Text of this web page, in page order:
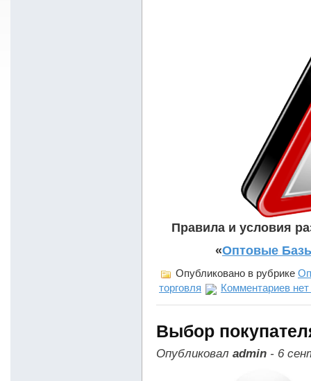
Правила и условия
«Оптовые
Опубликовано в рубрике
торговля
Комментариев нет
Выбор
Опубликовал admin - 6